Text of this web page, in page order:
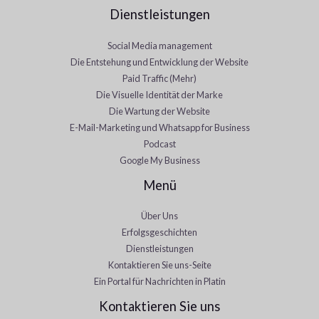
Dienstleistungen
Social Media management
Die Entstehung und Entwicklung der Website
Paid Traffic (Mehr)
Die Visuelle Identität der Marke
Die Wartung der Website
E-Mail-Marketing und Whatsapp for Business
Podcast
Google My Business
Menü
Über Uns
Erfolgsgeschichten
Dienstleistungen
Kontaktieren Sie uns-Seite
Ein Portal für Nachrichten in Platin
Kontaktieren Sie uns